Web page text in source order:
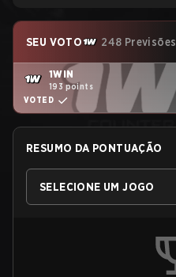
SEU VOTO 248 Previsões
1WIN
193 points
VOTED
RESUMO DA PONTUAÇÃO
SELECIONE UM JOGO